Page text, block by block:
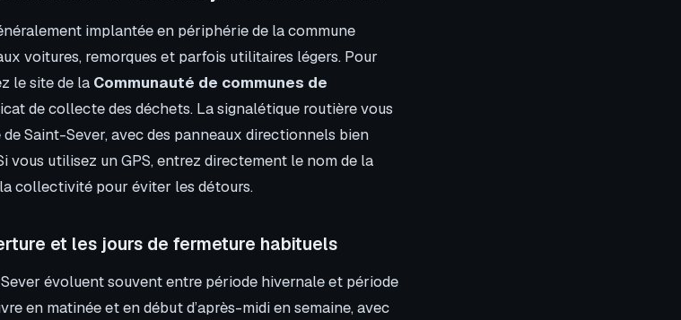
implantée en périphérie de la commune
voitures, remorques et parfois utilitaires légers. Pour
le site de la Communauté de communes de
de collecte des déchets. La signalétique routière vous
Saint-Sever, avec des panneaux directionnels bien
vous utilisez un GPS, entrez directement le nom de la
collectivité pour éviter les détours.
et les jours de fermeture habituels
évoluent souvent entre période hivernale et période
en matinée et en début d’après-midi en semaine, avec